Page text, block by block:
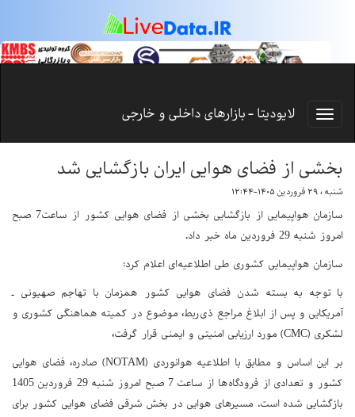
لایودیتا - بازارهای داخلی و خارجی
بخشی از فضای هوایی ایران بازگشایی شد
شنبه ، ۲۹ فروردین ۱۴۰۵-۱۲:۴۴
سازمان هواپیمایی از بازگشایی بخشی از فضای هوایی کشور از ساعت7 صبح
امروز شنبه 29 فروردین ماه خبر داد.
سازمان هواپیمایی کشوری طی اطلاعیه‌ای اعلام کرد:
با توجه به بسته شدن فضای هوایی کشور همزمان با تهاجم صهیونی ـ
آمریکایی و پس از ابلاغ مراجع ذی‌ربط، موضوع در کمیته هماهنگی کشوری و
لشکری (CMC) مورد ارزیابی امنیتی و ایمنی قرار گرفت،
بر این اساس و مطابق با اطلاعیه هوانوردی (NOTAM) صادره، فضای هوایی
کشور و تعدادی از فرودگاه‌ها از ساعت 7 صبح امروز شنبه 29 فروردین 1405
بازگشایی شده است. مسیرهای هوایی در بخش شرقی فضای هوایی کشور برای